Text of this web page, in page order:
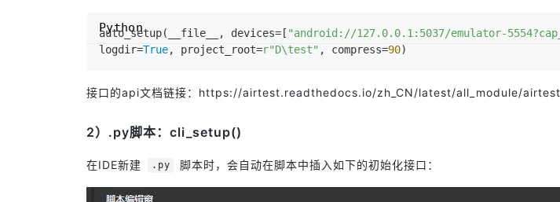
auto_setup(__file__, devices=[ "android://127.0.0.1:5037/emulator-
logdir=True, project_root=r"D\test" , compress=90)
Python
接口的api文档链接： https://airtest.readthedocs.io/zh_CN/latest/all_module/
2）.py脚本：cli_setup()
在IDE新建 .py 脚本时，会自动在脚本中插入如下的初始化接口：